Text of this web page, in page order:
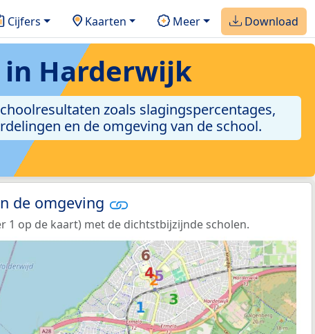
Cijfers Kaarten Meer Download
in Harderwijk
zoals slagingspercentages,
en de omgeving van de school.
de omgeving
1 op de kaart) met de dichtstbijzijnde scholen.